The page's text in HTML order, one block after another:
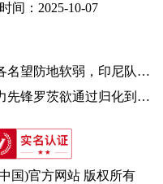
间：2025-10-07
上一篇：印尼媒体阐发：中邦队各名望防地软弱，印尼队希望冲破并得到紧要积分
下一篇：印尼媒体报道：荷甲主力先锋罗茨欲通过归化到场印尼邦度队(罗札利·罗兹加尔众)
国)官方网站 版权所有